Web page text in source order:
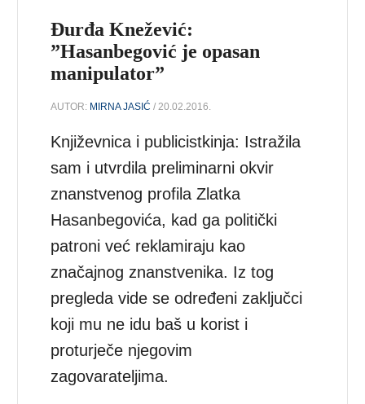
Đurđa Knežević:
”Hasanbegović je opasan
manipulator”
AUTOR: MIRNA JASIĆ / 20.02.2016.
Književnica i publicistkinja: Istražila
sam i utvrdila preliminarni okvir
znanstvenog profila Zlatka
Hasanbegovića, kad ga politički
patroni već reklamiraju kao
značajnog znanstvenika. Iz tog
pregleda vide se određeni zaključci
koji mu ne idu baš u korist i
proturječe njegovim
zagovarateljima.